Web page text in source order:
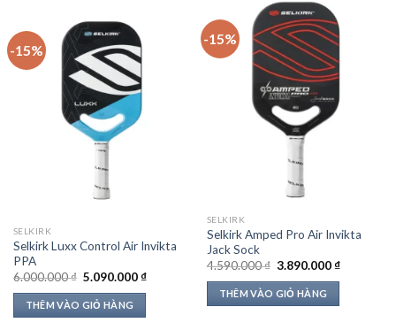
-15%
SELKIRK
Selkirk Amped Pro Air Invikta
Jack Sock
4.590.000₫ Giá
là:
4.590.000 ₫.
3.890.000₫Giá
3.890.000
THÊM VÀO GIỎ HÀNG
-15%
SELKIRK
Selkirk Luxx Control Air Invikta
PPA
6.000.000₫ Giá
là:
6.000.000 ₫.
5.090.000₫Giá
5.090.000 ₫.
THÊM VÀO GIỎ HÀNG